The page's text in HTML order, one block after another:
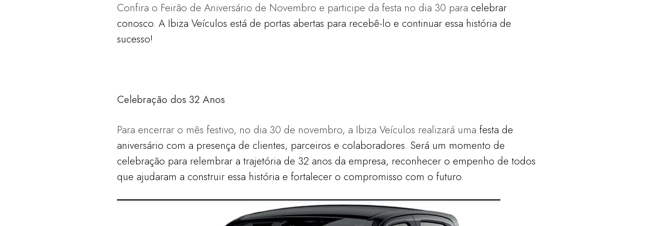
Confira o Feirão de Aniversário de Novembro e participe da festa no dia 30 para celebrar
conosco. A Ibiza Veículos está de portas abertas para recebê-lo e continuar essa história de
sucesso!
Celebração dos 32 Anos
Para encerrar o mês festivo, no dia 30 de novembro, a Ibiza Veículos realizará uma festa de
aniversário com a presença de clientes, parceiros e colaboradores. Será um momento de
celebração para relembrar a trajetória de 32 anos da empresa, reconhecer o empenho de todos
que ajudaram a construir essa história e fortalecer o compromisso com o futuro.